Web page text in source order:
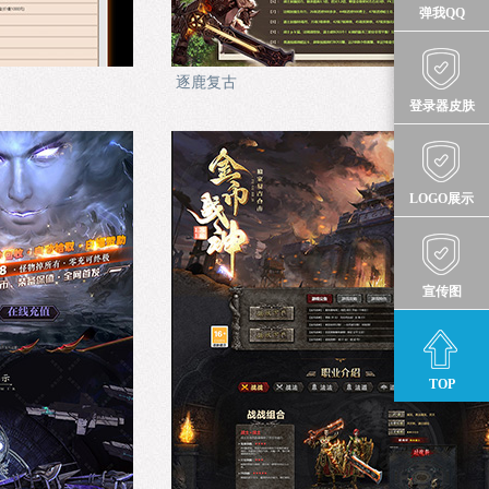
逐鹿复古
弹我QQ
登录器皮肤
LOGO展示
宣传图
TOP